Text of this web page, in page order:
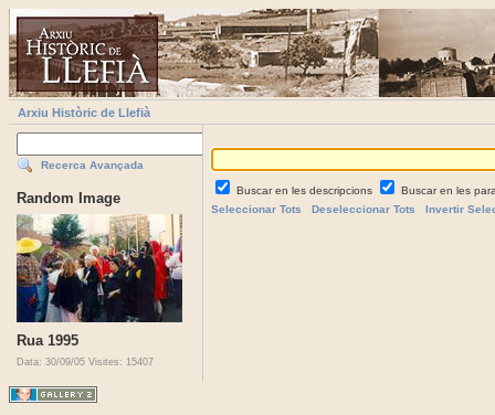
Arxiu Històric de Llefià
Recerca Avançada
Random Image
Rua 1995
Data: 30/09/05 Visites: 15407
Buscar en les descripcions
Buscar en les
Seleccionar Tots
Deseleccionar Tots Invertir